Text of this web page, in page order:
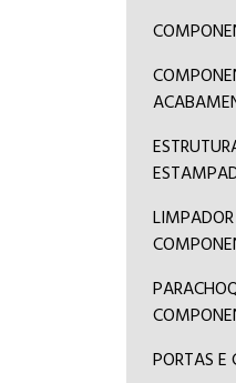
PORTAS E